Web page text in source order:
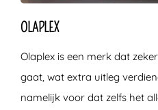
OLAPLEX
Olaplex is een merk dat
gaat, wat extra uitleg
namelijk voor dat zelfs het